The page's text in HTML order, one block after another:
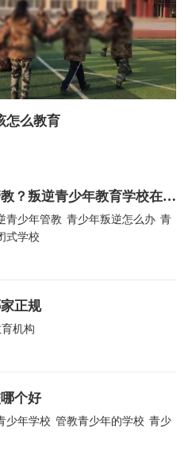
怎么教育
青少年叛逆送哪里管教？叛逆青少年教育学校在哪里？
青少年管教 青少年叛逆怎么办 青
式学校
正规
机构
个好
少年学校 管教青少年的学校 青少